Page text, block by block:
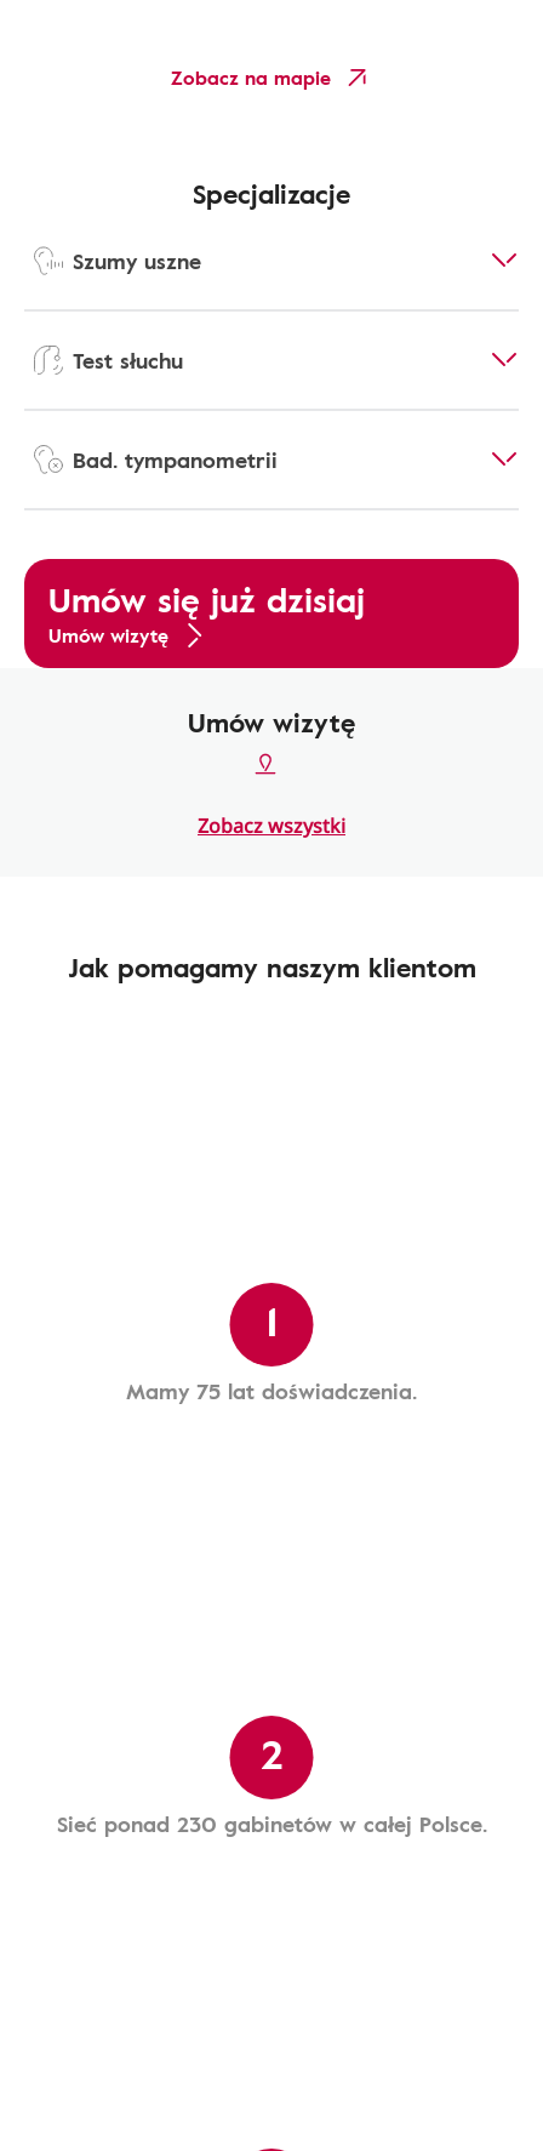
Zobacz na mapie
Specjalizacje
Szumy uszne
Test słuchu
Bad. tympanometrii
Umów się już dzisiaj
Umów wizytę
Umów wizytę
Zobacz wszystki
Jak pomagamy naszym klientom
1
Mamy 75 lat doświadczenia.
2
Sieć ponad 230 gabinetów w całej Polsce.